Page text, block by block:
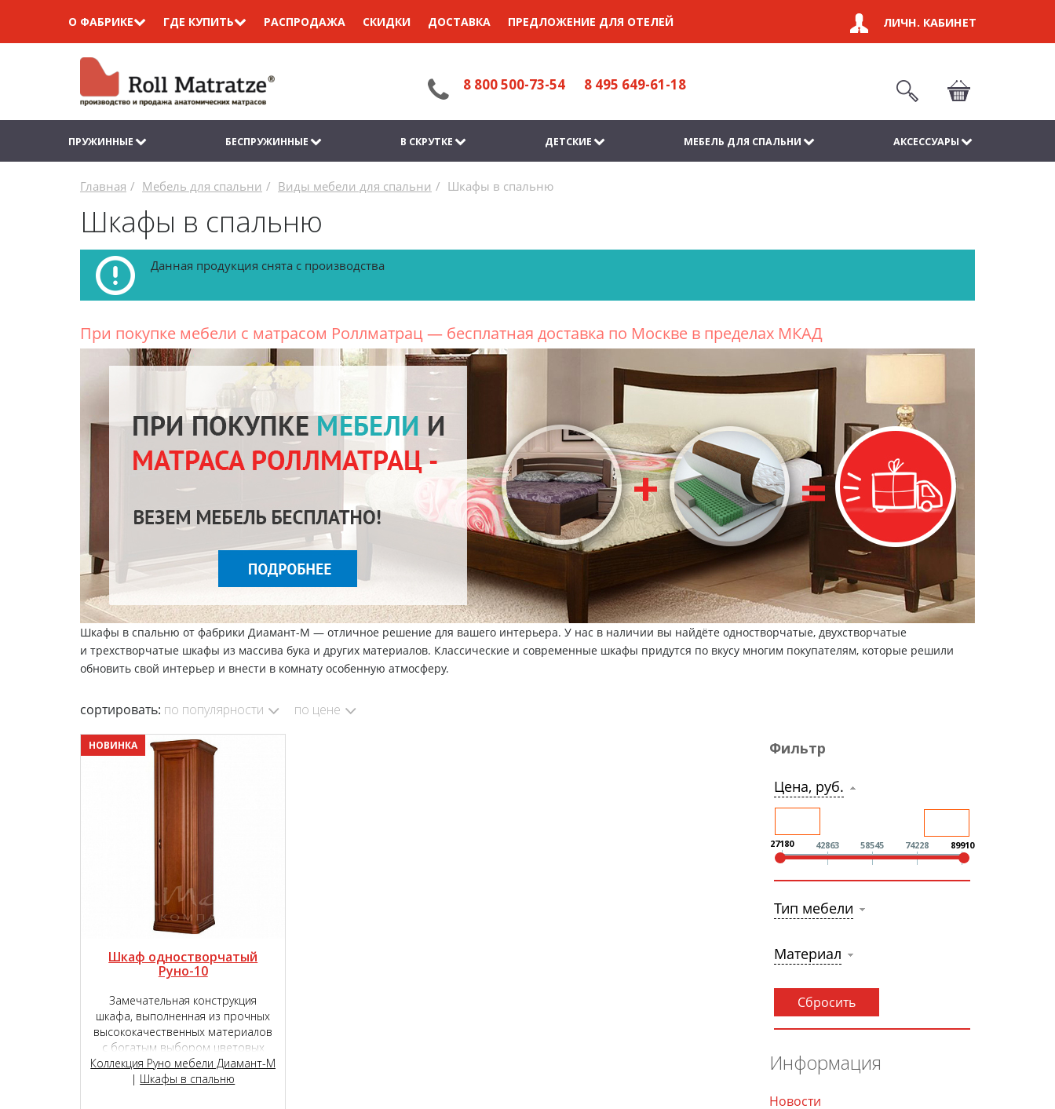
О ФАБРИКЕ ГДЕ КУПИТЬ РАСПРОДАЖА СКИДКИ ДОСТАВКА ПРЕДЛОЖЕНИЕ ДЛЯ ОТЕЛЕЙ ЛИЧН. КАБИНЕТ
8 800 500-73-54 8 495 649-61-18
ПРУЖИННЫЕ БЕСПРУЖИННЫЕ В СКРУТКЕ ДЕТСКИЕ МЕБЕЛЬ ДЛЯ СПАЛЬНИ АКСЕССУАРЫ
Главная Мебель для спальни Виды мебели для спальни Шкафы в спальню
Шкафы в спальню
Данная продукция снята с производства
При покупке мебели с матрасом Роллматрац — бесплатная доставка по Москве в пределах МКАД
Шкафы в спальню от фабрики Диамант-М — отличное решение для вашего интерьера. У нас в наличии вы найдёте одностворчатые, двухстворчатые
и трехстворчатые шкафы из массива бука и других материалов. Классические и современные шкафы придутся по вкусу многим покупателям, которые решили
обновить свой интерьер и внести в комнату особенную атмосферу.
сортировать: по популярности по цене
Фильтр
Цена, руб.
27180 42863 58545 74228 89910
Тип мебели
Материал
Информация
Новости
НОВИНКА
Шкаф одностворчатый
Руно-10
Замечательная конструкция
шкафа, выполненная из прочных
высококачественных материалов
с богатым выбором цветовых
решений - это то, что делает шкаф
"Руно - 10" превосходным
Коллекция Руно мебели Диамант-М
| Шкафы в спальню